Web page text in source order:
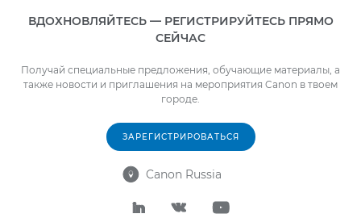
ВДОХНОВЛЯЙТЕСЬ — РЕГИСТРИРУЙТЕСЬ ПРЯМО
СЕЙЧАС
Получай специальные предложения, обучающие материалы, а
также новости и приглашения на мероприятия Canon в твоем
городе.
ЗАРЕГИСТРИРОВАТЬСЯ
 Canon Russia
  